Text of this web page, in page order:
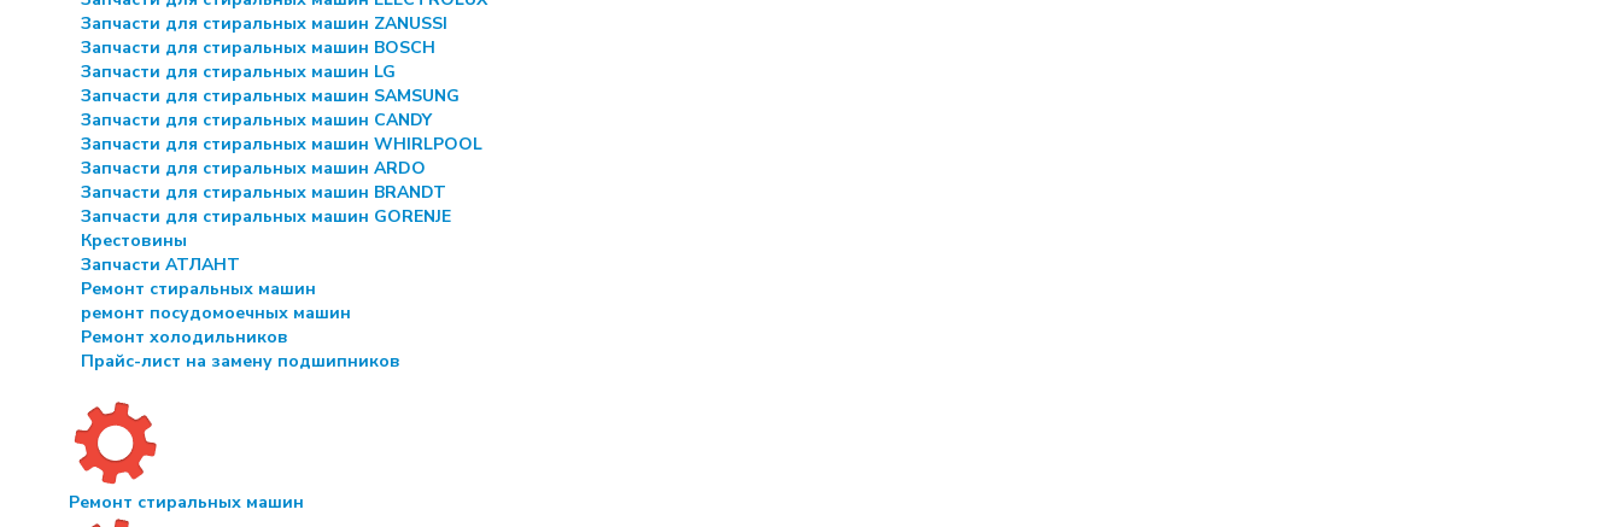
Запчасти для стиральных машин ZANUSSI
Запчасти для стиральных машин BOSCH
Запчасти для стиральных машин LG
Запчасти для стиральных машин SAMSUNG
Запчасти для стиральных машин CANDY
Запчасти для стиральных машин WHIRLPOOL
Запчасти для стиральных машин ARDO
Запчасти для стиральных машин BRANDT
Запчасти для стиральных машин GORENJE
Крестовины
Запчасти АТЛАНТ
Ремонт стиральных машин
ремонт посудомоечных машин
Ремонт холодильников
Прайс-лист на замену подшипников
Ремонт стиральных машин